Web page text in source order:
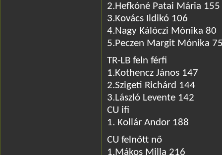
2.Hefkóné Patai Mária 155
3.Kovács Ildikó 106
4.Nagy Kálóczi Mónika 80
5.Peczen Margit Mónika
TR-LB feln férfi
1.Kothencz János 147
2.Szigeti Richárd 144
3.László Levente 142
CU ifi
1. Kollár Andor 188
CU felnőtt nő
1.Mákos Milla 216